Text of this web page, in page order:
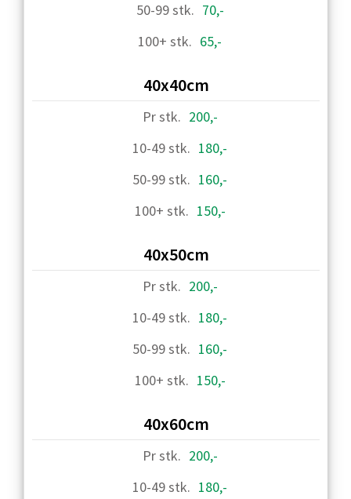
70,-
65,-
40x40cm
200,-
180,-
160,-
150,-
40x50cm
200,-
180,-
160,-
150,-
40x60cm
200,-
180,-